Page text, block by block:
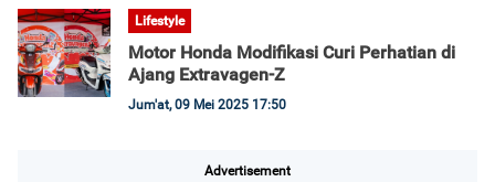
Lifestyle
Motor Honda Modifikasi Curi Perhatian di
Ajang Extravagen-Z
Jum'at, 09 Mei 2025 17:50
Advertisement